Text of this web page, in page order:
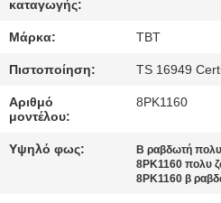
ΜΑΣ
ΕΛΆΤΕ
ΣΕ
ΕΠΑΦΉ
ΜΕ
καταγωγής:
Μάρκα: TBT
Πιστοποίηση: TS 16949
Αριθμό
μοντέλου:
8PK1160
Υψηλό φως: Β ραβδωτή
8PK1160 πολυ
8PK1160 β